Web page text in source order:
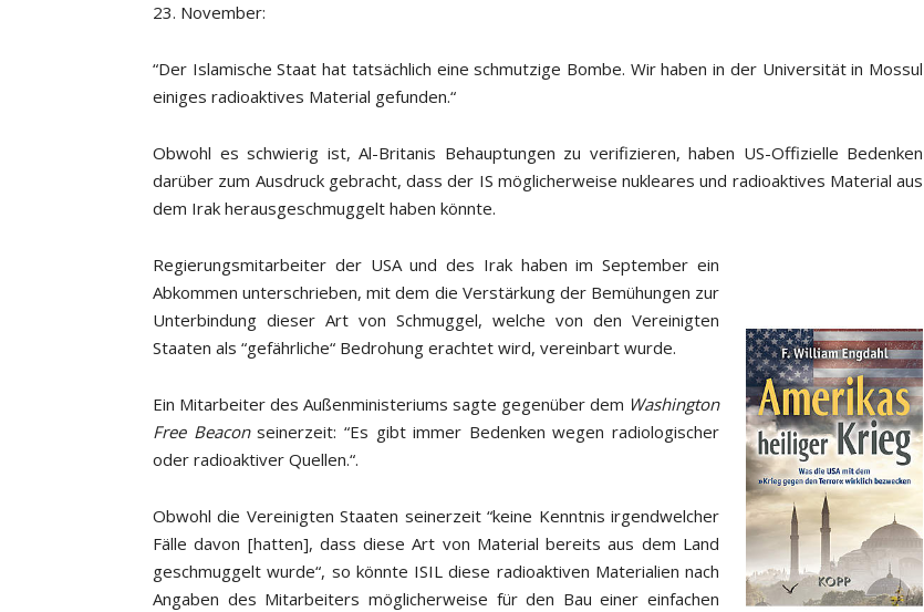
23. November:
“Der Islamische Staat hat tatsächlich eine schmutzige Bombe. Wir haben in der Universität in Mossul
einiges radioaktives Material gefunden.“
Obwohl es schwierig ist, Al-Britanis Behauptungen zu verifizieren, haben US-Offizielle Bedenken
darüber zum Ausdruck gebracht, dass der IS möglicherweise nukleares und radioaktives Material aus
dem Irak herausgeschmuggelt haben könnte.
Regierungsmitarbeiter der USA und des Irak haben im September ein
Abkommen unterschrieben, mit dem die Verstärkung der Bemühungen zur
Unterbindung dieser Art von Schmuggel, welche von den Vereinigten
Staaten als “gefährliche“ Bedrohung erachtet wird, vereinbart wurde.
Ein Mitarbeiter des Außenministeriums sagte gegenüber dem Washington
Free Beaconseinerzeit: “Es gibt immer Bedenken wegen radiologischer
oder radioaktiver Quellen.“.
Obwohl die Vereinigten Staaten seinerzeit “keine Kenntnis irgendwelcher
Fälle davon [hatten], dass diese Art von Material bereits aus dem Land
geschmuggelt wurde“, so könnte ISIL diese radioaktiven Materialien nach
Angaben des Mitarbeiters möglicherweise für den Bau einer einfachen